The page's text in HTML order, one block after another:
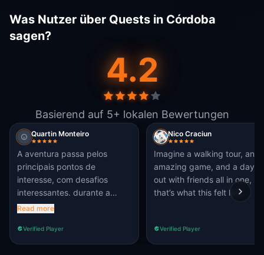
Was Nutzer über Quests in Córdoba
sagen?
4.2
Basierend auf 5+ lokalen Bewertungen
Quartin Monteiro
A aventura passa pelos
principais pontos de
interesse, com desafios
interessantes. durante a
história por vezes os nomes
trocados.
Read more
Verified Player
Nico Craciun
Imagine a walking tour, an
amazing game, and a day
out with friends all in one,
that’s what this felt like.
Verified Player